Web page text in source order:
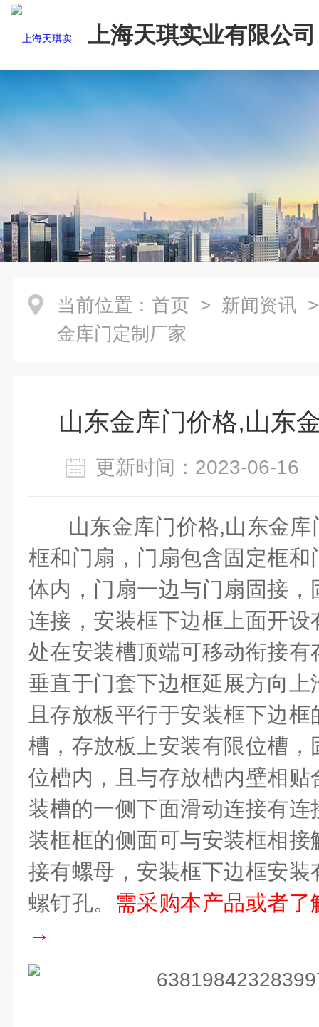
上海天琪实业有限公司
当前位置： 首页 > 新闻资讯
金库门定制厂家
山东金库门价格,山东
更新时间：2023-06-
山东金库门价格,山东金库
框和门扇，门扇包含固定框
体内，门扇一边与门扇固接
连接，安装框下边框上面开
处在安装槽顶端可移动衔接
垂直于门套下边框延展方向
且存放板平行于安装框下边
槽，存放板上安装有限位槽
位槽内，且与存放槽内壁相
装槽的一侧下面滑动连接有
装框框的侧面可与安装框相
接有螺母，安装框下边框安
螺钉孔。 需采购本产品或者
→